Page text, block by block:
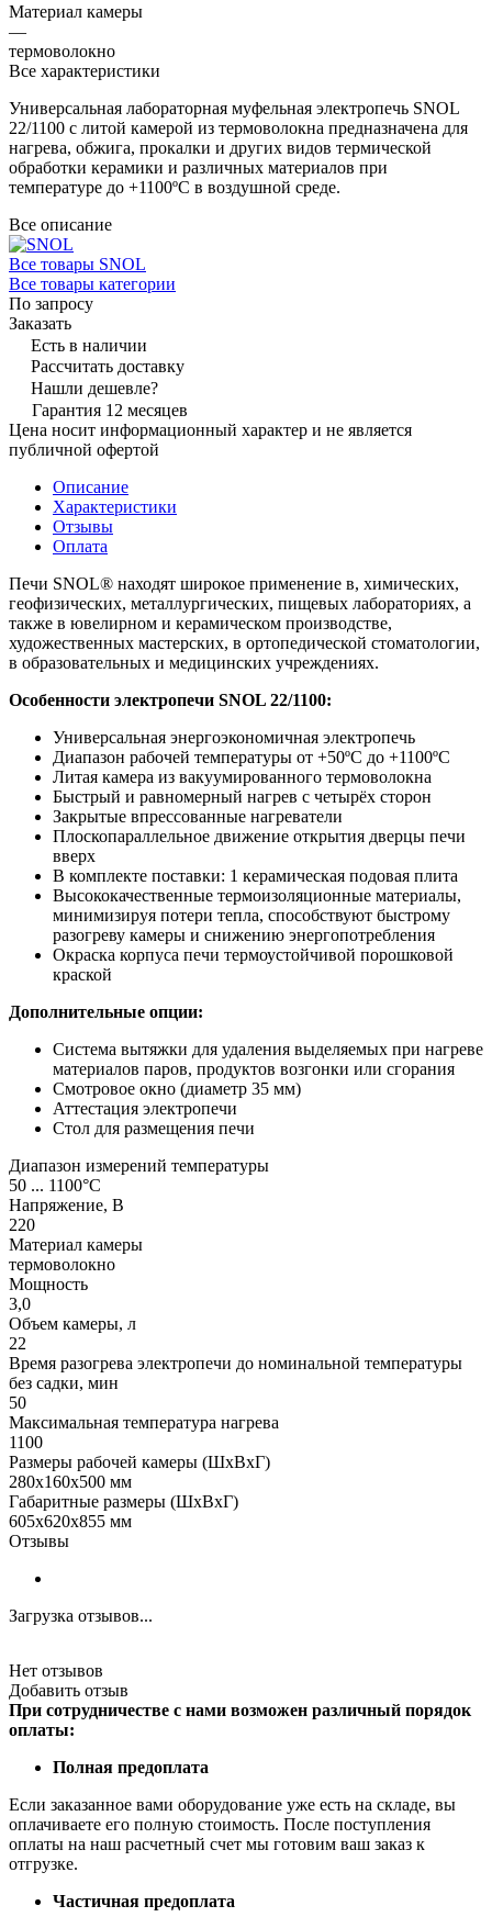
Материал камеры
—
термоволокно
Все характеристики
Универсальная лабораторная муфельная электропечь SNOL
22/1100 с литой камерой из термоволокна предназначена для
нагрева, обжига, прокалки и других видов термической
обработки керамики и различных материалов при
температуре до +1100ºC в воздушной среде.
Все описание
Все товары SNOL
Все товары категории
По запросу
Заказать
Есть в наличии
Рассчитать доставку
Нашли дешевле?
Гарантия 12 месяцев
Цена носит информационный характер и не является
публичной офертой
Описание
Характеристики
Отзывы
Оплата
Печи SNOL® находят широкое применение в, химических,
геофизических, металлургических, пищевых лабораториях, а
также в ювелирном и керамическом производстве,
художественных мастерских, в ортопедической стоматологии,
в образовательных и медицинских учреждениях.
Особенности электропечи SNOL 22/1100:
Универсальная энергоэкономичная электропечь
Диапазон рабочей температуры от +50ºC до +1100ºC
Литая камера из вакуумированного термоволокна
Быстрый и равномерный нагрев с четырёх сторон
Закрытые впрессованные нагреватели
Плоскопараллельное движение открытия дверцы печи
вверх
В комплекте поставки: 1 керамическая подовая плита
Высококачественные термоизоляционные материалы,
минимизируя потери тепла, способствуют быстрому
разогреву камеры и снижению энергопотребления
Окраска корпуса печи термоустойчивой порошковой
краской
Дополнительные опции:
Система вытяжки для удаления выделяемых при нагреве
материалов паров, продуктов возгонки или сгорания
Смотровое окно (диаметр 35 мм)
Аттестация электропечи
Стол для размещения печи
Диапазон измерений температуры
50 ... 1100°С
Напряжение, В
220
Материал камеры
термоволокно
Мощность
3,0
Объем камеры, л
22
Время разогрева электропечи до номинальной температуры
без садки, мин
50
Максимальная температура нагрева
1100
Размеры рабочей камеры (ШхВхГ)
280х160х500 мм
Габаритные размеры (ШхВхГ)
605х620х855 мм
Отзывы
Загрузка отзывов...
Нет отзывов
Добавить отзыв
При сотрудничестве с нами возможен различный порядок
оплаты:
Полная предоплата
Если заказанное вами оборудование уже есть на складе, вы
оплачиваете его полную стоимость. После поступления
оплаты на наш расчетный счет мы готовим ваш заказ к
отгрузке.
Частичная предоплата